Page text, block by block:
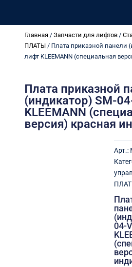
Главная / Запчасти для лифтов /
ПЛАТЫ / Плата приказной панели
лифт KLEEMANN (специальная
Плата приказной
(индикатор) SM-
KLEEMANN
версия) красная
Арт.:
04-